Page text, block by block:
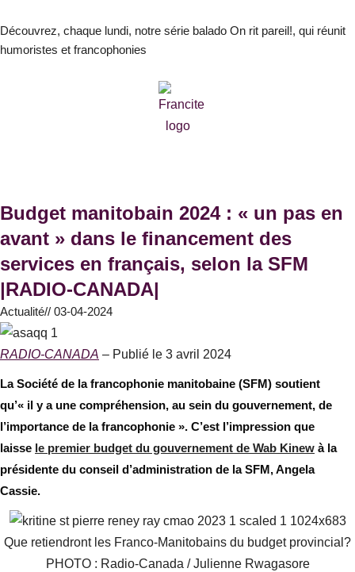
au
contenu
Découvrez, chaque lundi, notre série balado On rit pareil!, qui réunit
humoristes et francophonies
Budget manitobain 2024 : « un pas en
avant » dans le financement des
services en français, selon la SFM
|RADIO-CANADA|
Actualité// 03-04-2024
RADIO-CANADA – Publié le 3 avril 2024
La Société de la francophonie manitobaine (SFM) soutient
qu’« il y a une compréhension, au sein du gouvernement, de
l’importance de la francophonie ». C’est l’impression que
laisse le premier budget du gouvernement de Wab Kinew à la
présidente du conseil d’administration de la SFM, Angela
Cassie.
Que retiendront les Franco-Manitobains du budget provincial?
PHOTO : Radio-Canada / Julienne Rwagasore